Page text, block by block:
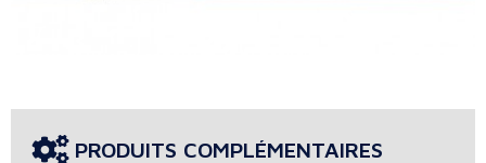
PRODUITS COMPLÉMENTAIRES